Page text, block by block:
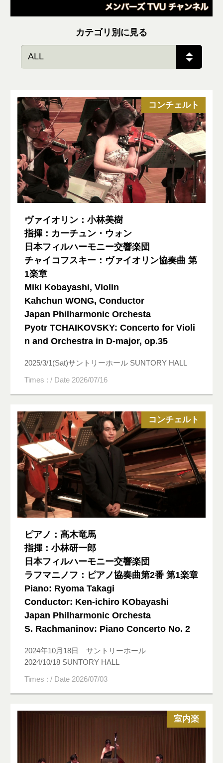
カテゴリ別に見る
ALL
ヴァイオリン：小林美樹
指揮：カーチュン・ウォン
日本フィルハーモニー交響楽団
チャイコフスキー：ヴァイオリン協奏曲 第
1楽章
Miki Kobayashi, Violin
Kahchun WONG, Conductor
Japan Philharmonic Orchesta
Pyotr TCHAIKOVSKY: Concerto for Violi
n and Orchestra in D-major, op.35
2025/3/1(Sat)サントリーホール SUNTORY HALL
Times : / Date 2026/07/16
コンチェルト
ピアノ：髙木竜馬
指揮：小林研一郎
日本フィルハーモニー交響楽団
ラフマニノフ：ピアノ協奏曲第2番 第1楽章
Piano: Ryoma Takagi
Conductor: Ken-ichiro KObayashi
Japan Philharmonic Orchesta
S. Rachmaninov: Piano Concerto No. 2
2024年10月18日 サントリーホール
2024/10/18 SUNTORY HALL
Times : / Date 2026/07/03
コンチェルト
室内楽